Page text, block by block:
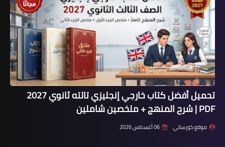
تحميل أفضل كتاب خارجي إنجليزي تالته ثانوي 2027
PDF | شرح المنهج + ملخصين شاملين
موقع كورساتي 06 أغسطس 2026